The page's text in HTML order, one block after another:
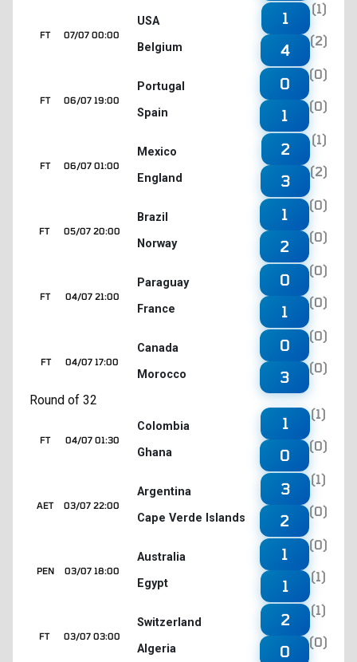
07/07 00:00
FT
USA
Belgium
1
(1)
4
(2)
06/07 19:00
FT
Portugal
Spain
0
(0)
1
(0)
06/07 01:00
FT
Mexico
England
2
(1)
3
(2)
05/07 20:00
FT
Brazil
Norway
1
(0)
2
(0)
04/07 21:00
FT
Paraguay
France
0
(0)
1
(0)
04/07 17:00
FT
Canada
Morocco
0
(0)
3
(0)
Round of 32
04/07 01:30
FT
Colombia
Ghana
1
(1)
0
(0)
03/07 22:00
AET
Argentina
Cape Verde Islands
3
(1)
2
(0)
03/07 18:00
PEN
Australia
Egypt
1
(0)
1
(1)
03/07 03:00
FT
Switzerland
Algeria
2
(1)
0
(0)